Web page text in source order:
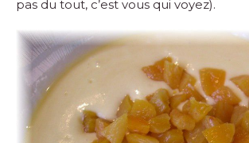
pas du tout, c’est vous qui voyez).